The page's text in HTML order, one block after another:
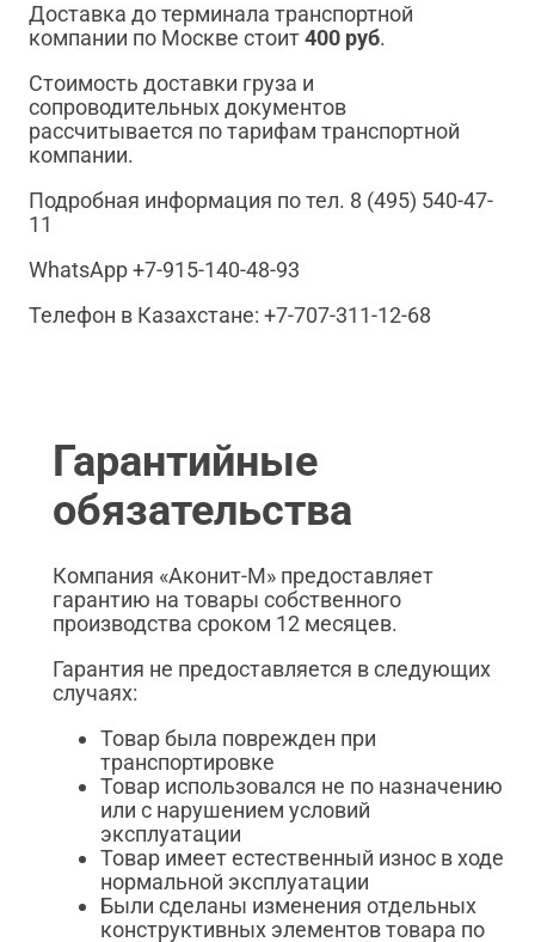
Доставка до терминала транспортной
компании по Москве стоит400 руб.
Стоимость доставки груза и
сопроводительных документов
рассчитывается по тарифам транспортной
компании.
Подробная информация по тел. 8 (495) 540-47-
11
WhatsApp +7-915-140-48-93
Телефон в Казахстане: +7-707-311-12-68
Гарантийные
обязательства
Компания «Аконит-М» предоставляет
гарантию на товары собственного
производства сроком 12 месяцев.
Гарантия не предоставляется в следующих
случаях:
Товар была поврежден при
транспортировке
Товар использовался не по назначению
или с нарушением условий
эксплуатации
Товар имеет естественный износ в ходе
нормальной эксплуатации
Были сделаны изменения отдельных
конструктивных элементов товара по